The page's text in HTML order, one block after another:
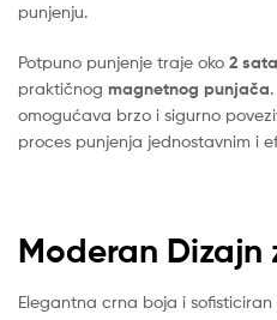
punjenju.
Potpuno punjenje traje oko 2 sata
praktičnog magnetnog punjača
omogućava brzo i sigurno
proces punjenja jednostavnim i
Moderan Dizajn
Elegantna crna boja i